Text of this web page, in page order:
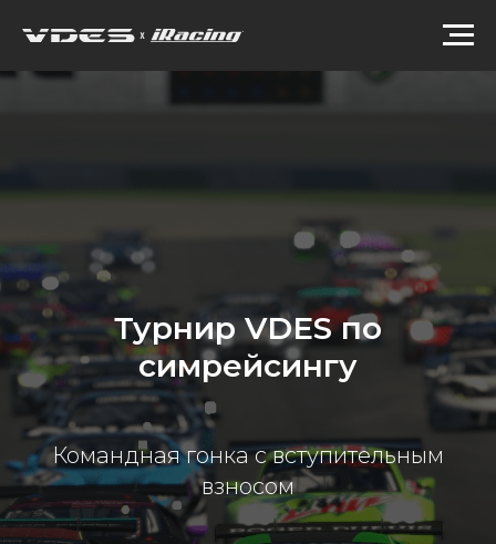
Турнир VDES по
симрейсингу
Командная гонка с вступительным
взносом